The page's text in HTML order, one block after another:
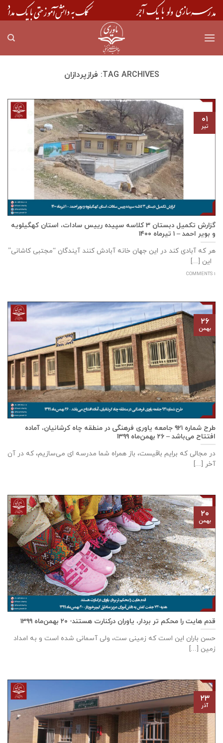
Skip
to
TAG ARCHIVES: فرازپردازان
گزارش تکمیل دبستان ۳ کلاسه سپيده رييس سادات، استان كهگيلويه
و بوير احمد – ۱ تیرماه ۱۴۰۰
هر که آبادی کند در این جهان خانه آبادش کنند آیندگان “مجتبی کاشانی”
این [...]
1 COMMENTS
۰۱
تیر
طرح شماره ۹۲۱ جامعه ياوری فرهنگی در منطقه چاه کرشانیان، آماده
افتتاح می‌باشد – ۲۶ بهمن‌ماه ۱۳۹۹
در مجالی که برایم باقیست، باز همراه شما مدرسه ای می‌سازیم، که در آن
آخر [...]
۲۶
بهمن
قدم هایت را محکم تر بردار، یاوران درکنارت هستند- ۲۰ بهمن‌ماه ۱۳۹۹
حسن باران این است که زمینی ست، ولی آسمانی شده است و به امداد
زمین [...]
۲۰
بهمن
۲۳
آذر